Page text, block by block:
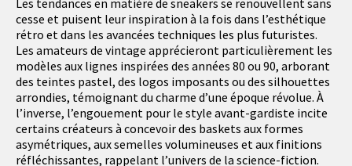
Les tendances en matière de sneakers se renouvellent sans
cesse et puisent leur inspiration à la fois dans l’esthétique
rétro et dans les avancées techniques les plus futuristes.
Les amateurs de vintage apprécieront particulièrement les
modèles aux lignes inspirées des années 80 ou 90, arborant
des teintes pastel, des logos imposants ou des silhouettes
arrondies, témoignant du charme d’une époque révolue. À
l’inverse, l’engouement pour le style avant-gardiste incite
certains créateurs à concevoir des baskets aux formes
asymétriques, aux semelles volumineuses et aux finitions
réfléchissantes, rappelant l’univers de la science-fiction.